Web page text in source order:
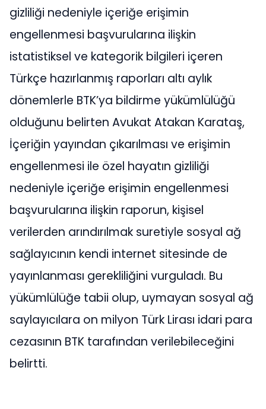
gizliliği nedeniyle içeriğe erişimin
engellenmesi başvurularına ilişkin
istatistiksel ve kategorik bilgileri içeren
Türkçe hazırlanmış raporları altı aylık
dönemlerle BTK’ya bildirme yükümlülüğü
olduğunu belirten Avukat Atakan Karataş,
İçeriğin yayından çıkarılması ve erişimin
engellenmesi ile özel hayatın gizliliği
nedeniyle içeriğe erişimin engellenmesi
başvurularına ilişkin raporun, kişisel
verilerden arındırılmak suretiyle sosyal ağ
sağlayıcının kendi internet sitesinde de
yayınlanması gerekliliğini vurguladı. Bu
yükümlülüğe tabii olup, uymayan sosyal ağ
saylayıcılara on milyon Türk Lirası idari para
cezasının BTK tarafından verilebileceğini
belirtti.